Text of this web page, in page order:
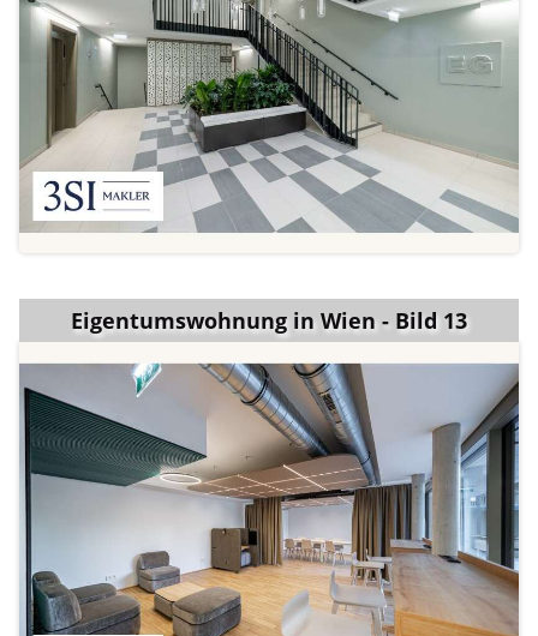
Eigentumswohnung in Wien - Bild 13